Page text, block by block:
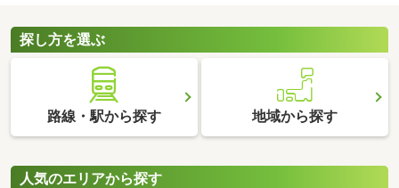
探し方を選ぶ
路線・駅から探す 地域から探す
人気のエリアから探す